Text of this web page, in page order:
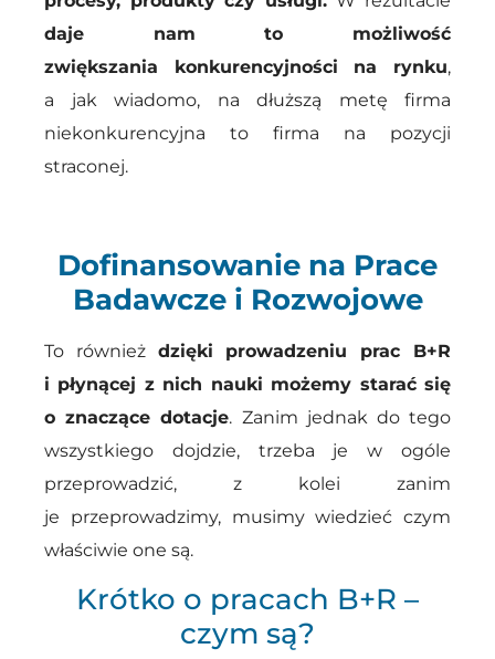
daje nam to możliwość
zwiększania konkurencyjności na rynku,
a jak wiadomo, na dłuższą metę firma
niekonkurencyjna to firma na pozycji
straconej.
Dofinansowanie na Prace
Badawcze i Rozwojowe
To również dzięki prowadzeniu prac B+R
i płynącej z nich nauki możemy starać się
o znaczące dotacje. Zanim jednak do tego
wszystkiego dojdzie, trzeba je w ogóle
przeprowadzić, z kolei zanim
je przeprowadzimy, musimy wiedzieć czym
właściwie one są.
Krótko o pracach B+R –
czym są?